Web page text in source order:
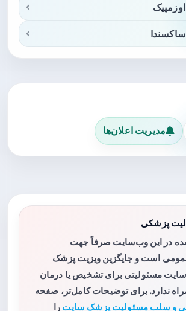
مدیریت اعلان‌ها
پزشکی
در این وب‌سایت صرفاً جهت
است و جایگزین ویزیت پزشک
مسئولیتی برای تشخیص یا درمان
ندارد. برای توضیحات کامل‌تر، صفحه
و سلب مسئولیت پزشک سایت را